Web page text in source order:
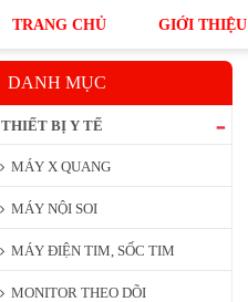
TRANG CHỦ GIỚI THIỆU
DANH MỤC
THIẾT BỊ Y TẾ
MÁY X QUANG
MÁY NỘI SOI
MÁY ĐIỆN TIM, SỐC TIM
MONITOR THEO DÕI